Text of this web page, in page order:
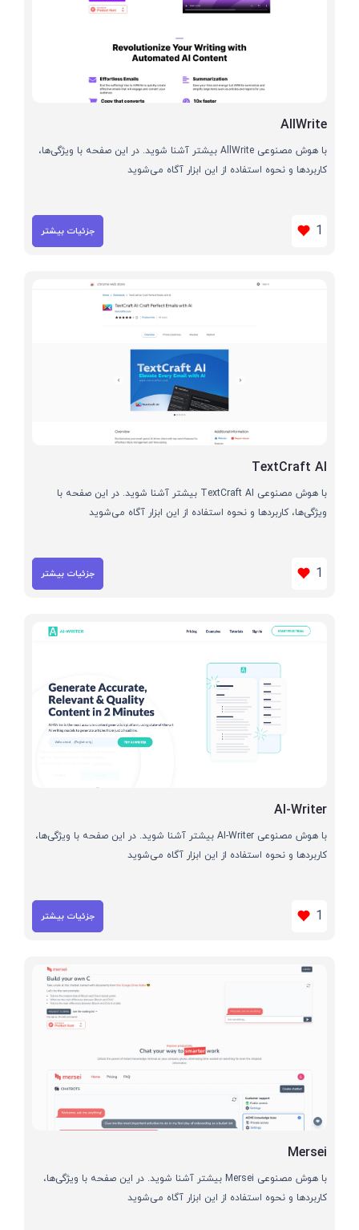
AllWrite
با هوش مصنوعی AllWrite بیشتر آشنا شوید. در این صفحه با ویژگی‌ها،
کاربردها و نحوه استفاده از این ابزار آگاه می‌شوید
1 جزئیات بیشتر
TextCraft AI
با هوش مصنوعی TextCraft AI بیشتر آشنا شوید. در این صفحه با
ویژگی‌ها، کاربردها و نحوه استفاده از این ابزار آگاه می‌شوید
1 جزئیات بیشتر
AI-Writer
با هوش مصنوعی AI-Writer بیشتر آشنا شوید. در این صفحه با ویژگی‌ها،
کاربردها و نحوه استفاده از این ابزار آگاه می‌شوید
1 جزئیات بیشتر
Mersei
با هوش مصنوعی Mersei بیشتر آشنا شوید. در این صفحه با ویژگی‌ها،
کاربردها و نحوه استفاده از این ابزار آگاه می‌شوید